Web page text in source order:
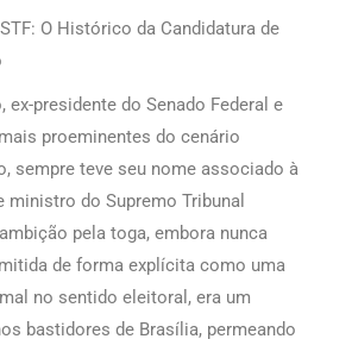
O Histórico da Candidatura de
ex-presidente do Senado Federal e
proeminentes do cenário
sempre teve seu nome associado à
ministro do Supremo Tribunal
pela toga, embora nunca
de forma explícita como uma
no sentido eleitoral, era um
bastidores de Brasília, permeando